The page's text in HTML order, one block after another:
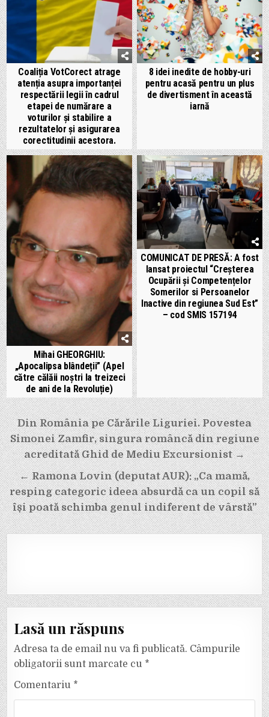
Coaliția VotCorect atrage
atenția asupra importanței
respectării legii în cadrul
etapei de numărare a
voturilor și stabilire a
rezultatelor și asigurarea
corectitudinii acestora.
8 idei inedite de hobby-uri
pentru acasă pentru un plus
de divertisment în această
iarnă
Mihai GHEORGHIU:
„Apocalipsa blândeții” (Apel
către călăii noștri la treizeci
de ani de la Revoluție)
COMUNICAT DE PRESĂ: A fost
lansat proiectul “Creșterea
Ocupării și Competențelor
Somerilor si Persoanelor
Inactive din regiunea Sud Est”
– cod SMIS 157194
Navigare
în
articole
Din România pe Cărările Liguriei. Povestea
Simonei Zamfir, singura româncă din regiune
acreditată Ghid de Mediu Excursionist →
← Ramona Lovin (deputat AUR): „Ca mamă,
resping categoric ideea absurdă ca un copil să
își poată schimba genul indiferent de vârstă”
Lasă un răspuns
Adresa ta de email nu va fi publicată. Câmpurile
obligatorii sunt marcate cu *
Comentariu *